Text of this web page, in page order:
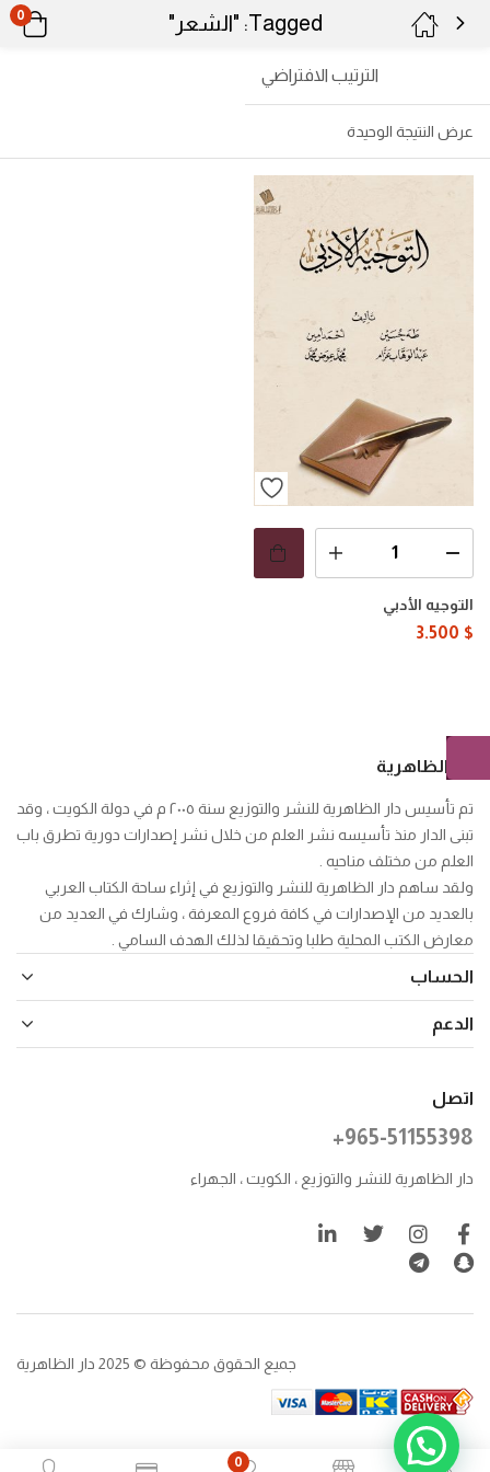
Tagged: "الشعر" 0
0
عرض النتيجة الوحيدة
الترتيب الافتراضي
التوجيه الأدبي
3.500 $
دار الظاهرية
تم تأسيس دار الظاهرية للنشر والتوزيع سنة ٢٠٠٥ م في دولة الكويت ، وقد
تبنى الدار منذ تأسيسه نشر العلم من خلال نشر إصدارات دورية تطرق باب
العلم من مختلف مناحيه .
ولقد ساهم دار الظاهرية للنشر والتوزيع في إثراء ساحة الكتاب العربي
بالعديد من الإصدارات في كافة فروع المعرفة ، وشارك في العديد من
معارض الكتب المحلية طلبا وتحقيقا لذلك الهدف السامي .
الحساب
الدعم
اتصل
+965-51155398
دار الظاهرية للنشر والتوزيع ، الكويت ، الجهراء
جميع الحقوق محفوظة © 2025 دار الظاهرية